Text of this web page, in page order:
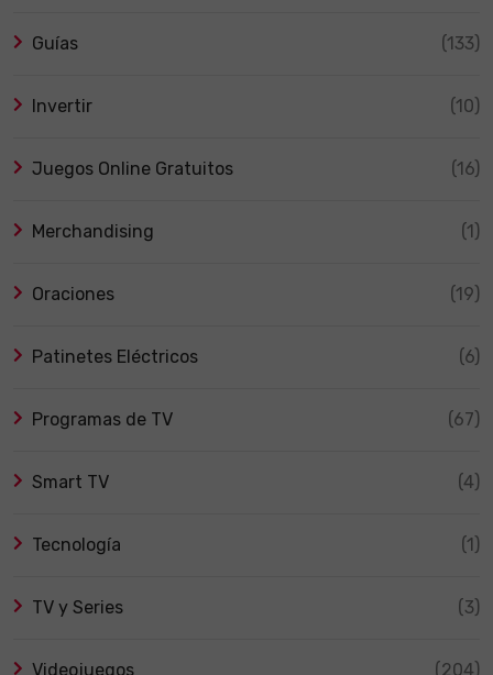
Guías (133)
Invertir (10)
Juegos Online Gratuitos (16)
Merchandising (1)
Oraciones (19)
Patinetes Eléctricos (6)
Programas de TV (67)
Smart TV (4)
Tecnología (1)
TV y Series (3)
Videojuegos (204)